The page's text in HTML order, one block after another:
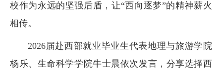
校作为永远的坚强后盾，让“西向逐梦”的精神薪火
相传。
2026届赴西部就业毕业生代表地理与旅游学院
杨乐、生命科学学院牛士晨依次发言，分享选择西